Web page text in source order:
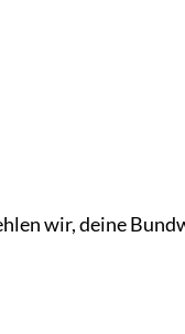
wir, deine